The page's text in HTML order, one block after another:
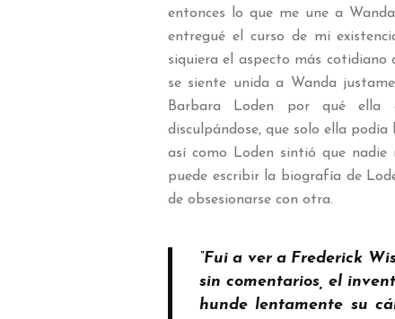
entonces lo que me une a
entregué el curso de mi
siquiera el aspecto más cotidiano
se siente unida a Wanda
Barbara Loden por qué ella
disculpándose, que solo ella
así como Loden sintió que nadie
puede escribir la biografía de
de obsesionarse con otra.
“Fui a ver a Frederick
sin comentarios, el
hunde lentamente su